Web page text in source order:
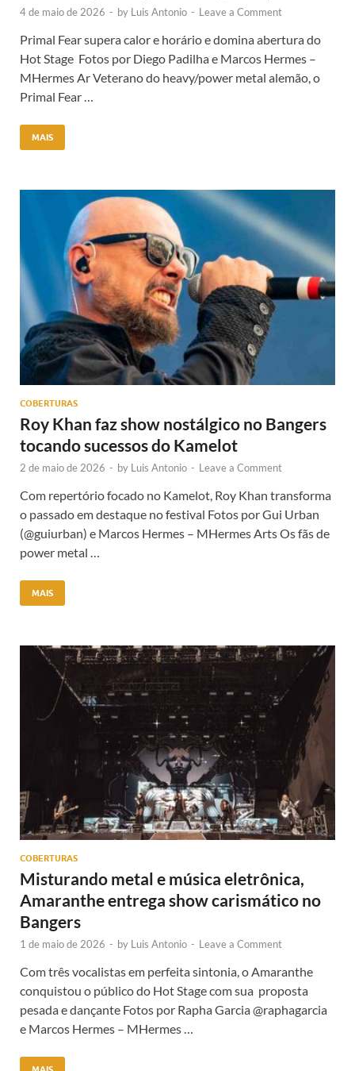
4 de maio de 2026 - by Luis Antonio - Leave a Comment
Primal Fear supera calor e horário e domina abertura do
Hot Stage Fotos por Diego Padilha e Marcos Hermes –
MHermes Ar Veterano do heavy/power metal alemão, o
Primal Fear …
MAIS
COBERTURAS
Roy Khan faz show nostálgico no Bangers
tocando sucessos do Kamelot
2 de maio de 2026 - by Luis Antonio - Leave a Comment
Com repertório focado no Kamelot, Roy Khan transforma
o passado em destaque no festival Fotos por Gui Urban
(@guiurban) e Marcos Hermes – MHermes Arts Os fãs de
power metal …
MAIS
COBERTURAS
Misturando metal e música eletrônica,
Amaranthe entrega show carismático no
Bangers
1 de maio de 2026 - by Luis Antonio - Leave a Comment
Com três vocalistas em perfeita sintonia, o Amaranthe
conquistou o público do Hot Stage com sua proposta
pesada e dançante Fotos por Rapha Garcia @raphagarcia
e Marcos Hermes – MHermes …